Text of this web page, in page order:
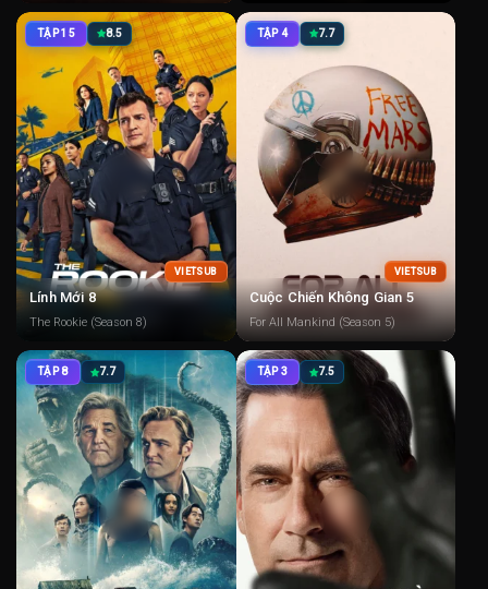
TẬP 15 8.5
VIETSUB
Lính Mới 8
The Rookie (Season 8)
TẬP 4 7.7
VIETSUB
Cuộc Chiến Không Gian 5
For All Mankind (Season 5)
TẬP 8 7.7 TẬP 3 7.5